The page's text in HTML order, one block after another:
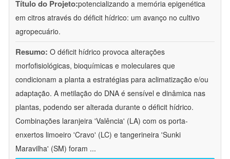
Título do Projeto:potencializando a memória epigenética
em citros através do déficit hídrico: um avanço no cultivo
agropecuário.
Resumo: O déficit hídrico provoca alterações
morfofisiológicas, bioquímicas e moleculares que
condicionam a planta a estratégias para aclimatização e/ou
adaptação. A metilação do DNA é sensível e dinâmica nas
plantas, podendo ser alterada durante o déficit hídrico.
Combinações laranjeira 'Valência' (LA) com os porta-
enxertos limoeiro 'Cravo' (LC) e tangerineira 'Sunki
Maravilha' (SM) foram ...